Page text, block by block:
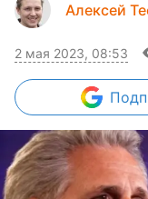
Алексей
2 мая 2023, 08:53